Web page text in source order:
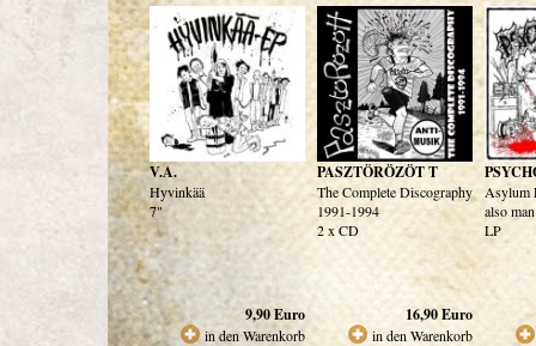
V.A.
Hyvinkää
7"
9,90Euro
in den Warenkorb
PASZTÖRÖZÖT T
The Complete Discography
1991-1994
2 x CD
16,90Euro
in den Warenkorb
Asylum
also man
LP